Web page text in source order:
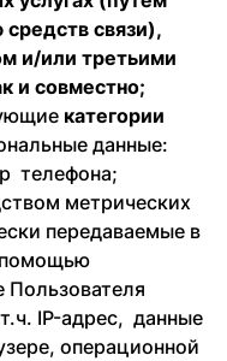
связи),
и/или третьими
и совместно;
категории
данные:
телефона;
метрических
передаваемые в
помощью
Пользователя
IP-адрес, данные
операционной